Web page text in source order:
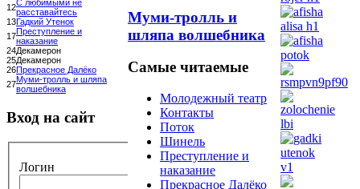
12С любимыми не
расставайтесь
13Гадкий Утенок
17Преступление и
наказание
24Декамерон
25Декамерон
26Прекрасное Далёко
27Муми-тролль и шляпа
волшебника
Вход на сайт
Логин
Муми-тролль и
шляпа волшебника
Самые читаемые
Молодежный театр
Контакты
Поток
Шинель
Преступление и
наказание
Прекрасное Далёко